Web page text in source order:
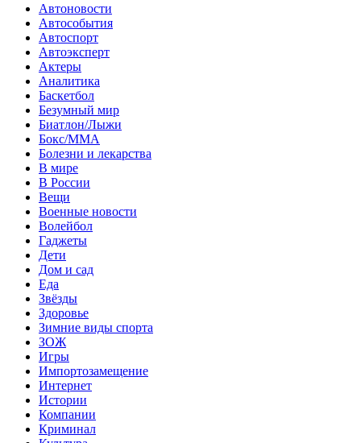
Автоновости
Автособытия
Автоспорт
Автоэксперт
Актеры
Аналитика
Баскетбол
Безумный мир
Биатлон/Лыжи
Бокс/MMA
Болезни и лекарства
В мире
В России
Вещи
Военные новости
Волейбол
Гаджеты
Дети
Дом и сад
Еда
Звёзды
Здоровье
Зимние виды спорта
ЗОЖ
Игры
Импортозамещение
Интернет
Истории
Компании
Криминал